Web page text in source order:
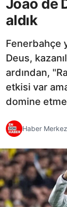
Joao de
aldık
Fenerbahçe
Deus,
ardından,
etkisi var
domine
Haber